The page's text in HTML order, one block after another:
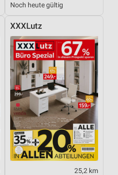
Noch heute gültig
XXXLutz
25,2 km